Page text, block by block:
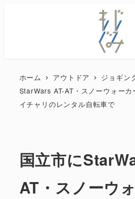
ホーム アウトドア ジョギン
StarWars AT-AT・スノーウォー
イチャリのレンタル自転車で
国立市に
AT・スノーウ